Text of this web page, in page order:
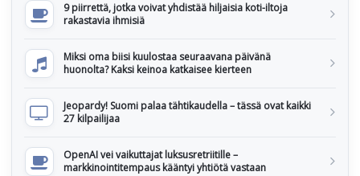
9 piirrettä, jotka voivat yhdistää hiljaisia koti-iltoja
rakastavia ihmisiä
Miksi oma biisi kuulostaa seuraavana päivänä
huonolta? Kaksi keinoa katkaisee kierteen
Jeopardy! Suomi palaa tähtikaudella – tässä ovat kaikki
27 kilpailijaa
OpenAI vei vaikuttajat luksusretriitille –
markkinointitempaus kääntyi yhtiötä vastaan